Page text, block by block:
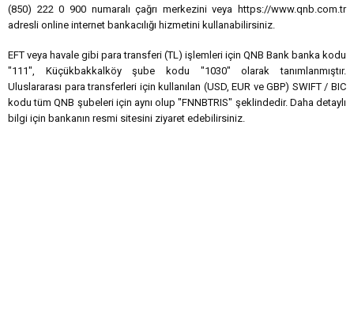
(850) 222 0 900 numaralı çağrı merkezini veya https://www.qnb.com.tr
adresli online internet bankacılığı hizmetini kullanabilirsiniz.
EFT veya havale gibi para transferi (TL) işlemleri için QNB Bank banka kodu
"111", Küçükbakkalköy şube kodu "1030" olarak tanımlanmıştır.
Uluslararası para transferleri için kullanılan (USD, EUR ve GBP) SWIFT / BIC
kodu tüm QNB şubeleri için aynı olup "FNNBTRIS" şeklindedir. Daha detaylı
bilgi için bankanın resmi sitesini ziyaret edebilirsiniz.